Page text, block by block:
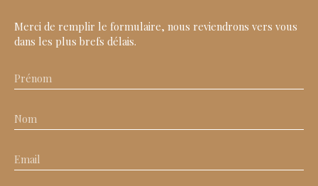
Merci de remplir le formulaire, nous reviendrons vers vous
dans les plus brefs délais.
Prénom
Nom
Email